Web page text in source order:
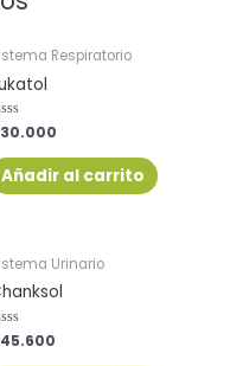
Respiratorio
30.000
Añadir al carrito
Urinario
45.600